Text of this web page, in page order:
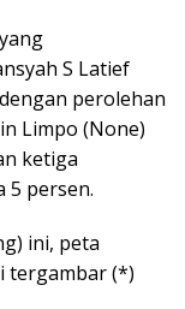
S Latief
perolehan
Limpo (None)
ketiga
5 persen.
ini, peta
tergambar (*)